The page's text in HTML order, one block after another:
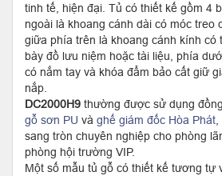
tinh tế, hiện đại. Tủ có thiết kế gồm 4
ngoài là khoang cánh dài có móc treo
giữa phía trên là khoang cánh kính có
bày đồ lưu niệm hoặc tài liệu, phía
có nắm tay và khóa đẩm bảo cất giữ
nắp.
DC2000H9 thường được sử dụng
gỗ sơn PU và ghế giám đốc Hòa Phát
sang tròn chuyên nghiệp cho phòng
phòng hội trường VIP.
Một số mẫu tủ gỗ có thiết kế tương tự